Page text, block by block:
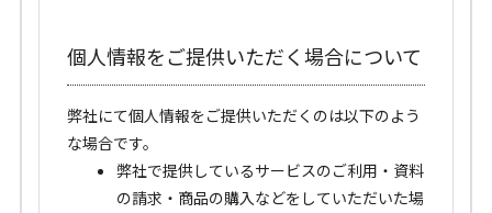
個人情報をご提供いただく場合について
弊社にて個人情報をご提供いただくのは以下のよう
な場合です。
弊社で提供しているサービスのご利用・資料
の請求・商品の購入などをしていただいた場